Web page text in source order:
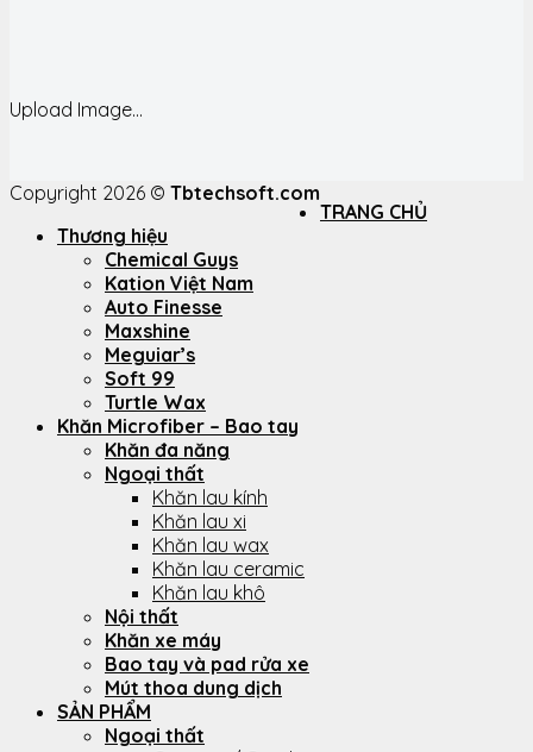
Upload Image...
Copyright 2026 © Tbtechsoft.com
TRANG CHỦ
Thương hiệu
Chemical Guys
Kation Việt Nam
Auto Finesse
Maxshine
Meguiar’s
Soft 99
Turtle Wax
Khăn Microfiber – Bao tay
Khăn đa năng
Ngoại thất
Khăn lau kính
Khăn lau xi
Khăn lau wax
Khăn lau ceramic
Khăn lau khô
Nội thất
Khăn xe máy
Bao tay và pad rửa xe
Mút thoa dung dịch
SẢN PHẨM
Ngoại thất